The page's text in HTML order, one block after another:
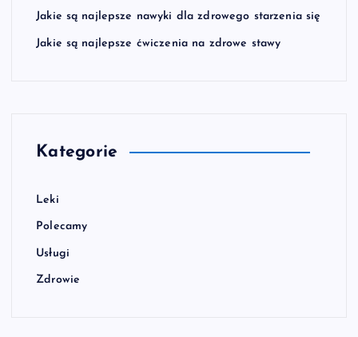
Jakie są najlepsze nawyki dla zdrowego starzenia się
Jakie są najlepsze ćwiczenia na zdrowe stawy
Kategorie
Leki
Polecamy
Usługi
Zdrowie